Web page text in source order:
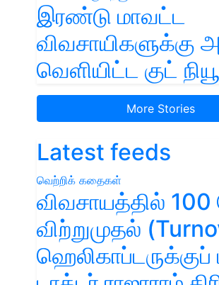
இரண்டு மாவட்ட
விவசாயிகளுக்கு
வெளியிட்ட குட்
More Stories
Latest feeds
வெற்றிக் கதைகள்
விவசாயத்தில் 100
விற்றுமுதல்
ஹெலிகாப்டருக்குப்